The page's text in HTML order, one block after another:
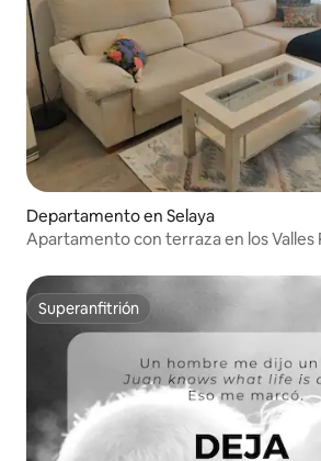
Departamento en Selaya
Apartamento con terraza en los Valles
Superanfitrión
Superanfitrión